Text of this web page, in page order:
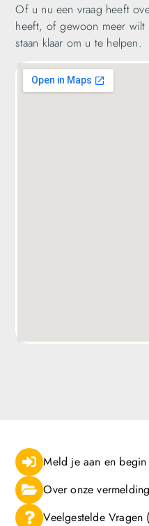
Of u nu een vraag heeft
heeft, of gewoon meer
staan klaar om u te helpen.
Meld je aan en
Over onze vermelding
Veelgestelde Vragen